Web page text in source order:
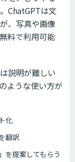
ChatGPTは文
、写真や画像
料で利用可能
説明が難しい
ような使い方が
化
翻訳
を提案してもらう